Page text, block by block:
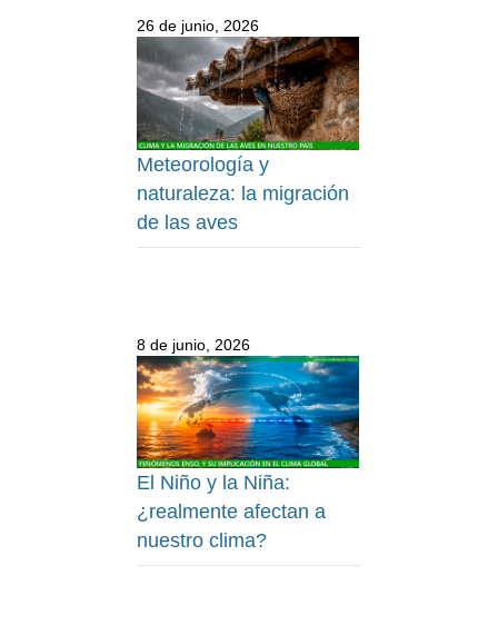
26 de junio, 2026
Meteorología y
naturaleza: la migración
de las aves
8 de junio, 2026
El Niño y la Niña:
¿realmente afectan a
nuestro clima?